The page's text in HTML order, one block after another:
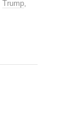
Trump